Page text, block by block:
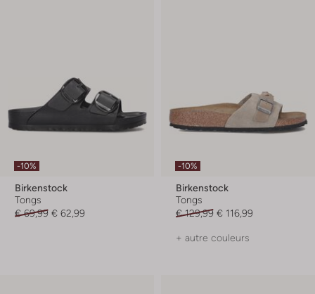
-10%
Birkenstock
Tongs
€ 69,99 € 62,99
-10%
Birkenstock
Tongs
€ 129,99 € 116,99
+ autre couleurs